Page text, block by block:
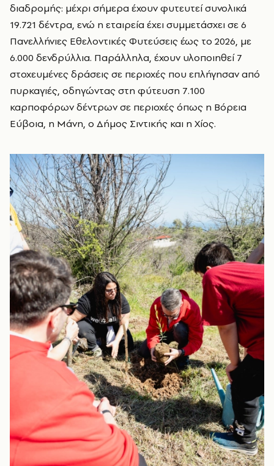
διαδρομής: μέχρι σήμερα έχουν φυτευτεί συνολικά
19.721 δέντρα, ενώ η εταιρεία έχει συμμετάσχει σε 6
Πανελλήνιες Εθελοντικές Φυτεύσεις έως το 2026, με
6.000 δενδρύλλια. Παράλληλα, έχουν υλοποιηθεί 7
στοχευμένες δράσεις σε περιοχές που επλήγησαν από
πυρκαγιές, οδηγώντας στη φύτευση 7.100
καρποφόρων δέντρων σε περιοχές όπως η Βόρεια
Εύβοια, η Μάνη, ο Δήμος Σιντικής και η Χίος.